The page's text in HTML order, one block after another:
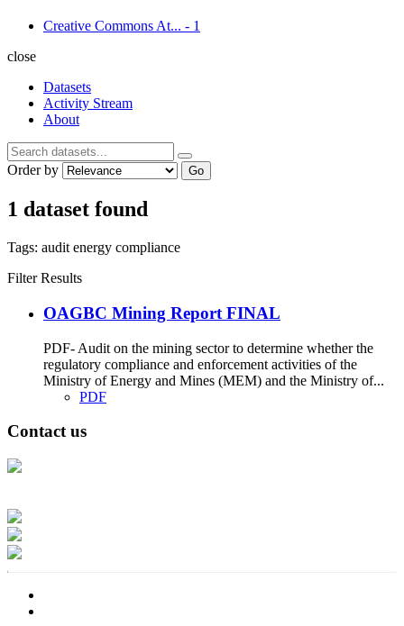
Creative Commons At... - 1
close
Datasets
Activity Stream
About
Order by Go
1 dataset found
Tags: audit energy compliance
Filter Results
OAGBC Mining Report FINAL
PDF- Audit on the mining sector to determine whether the
regulatory compliance and enforcement activities of the
Ministry of Energy and Mines (MEM) and the Ministry of...
PDF
Contact us